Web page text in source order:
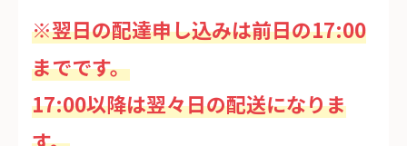
※翌日の配達申し込みは前日の17:00
までです。
17:00以降は翌々日の配送になりま